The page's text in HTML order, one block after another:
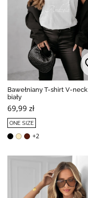
Bawełniany T-shirt V-neck
biały
69,99 zł
ONE SIZE
+2